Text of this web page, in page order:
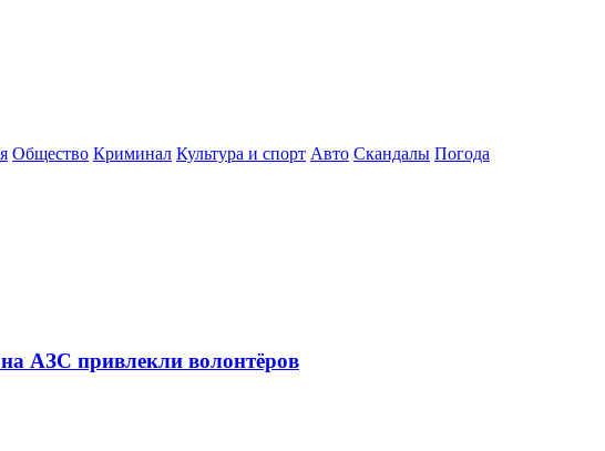
Общество Криминал Культура и спорт Авто Скандалы Погода
АЗС привлекли волонтёров